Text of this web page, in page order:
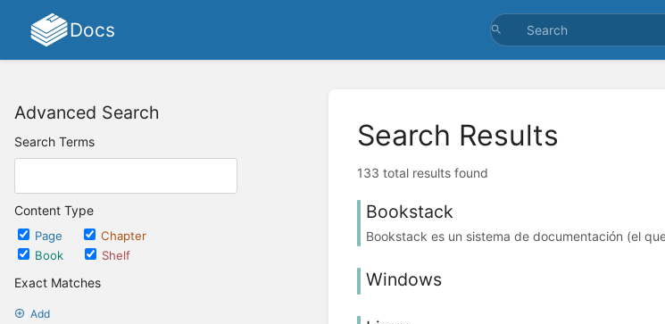
Docs
Advanced Search
Search Terms
Content Type
Page
Chapter
Book
Shelf
Exact Matches
Add
Search Results
133 total results found
Bookstack
Bookstack es un sistema de documentación (el
Windows